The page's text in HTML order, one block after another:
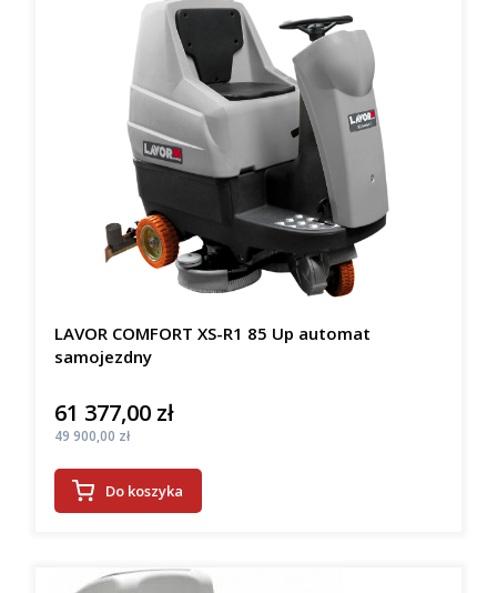
LAVOR COMFORT XS-R1 85 Up automat
samojezdny
Cena
61 377,00 zł
Cena
49 900,00 zł
Do koszyka